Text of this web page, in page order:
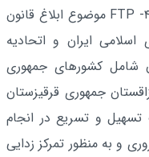
۱۴۰۴/۳۸۱۴۵۴ مورخ ۱۴۰۴/۳/۱۹ (ردیف ۴۴- FTP موضوع ابلاغ قانون
ایران و اتحادیه
شامل کشورهای جمهوری
جمهوری قرقیزستان
و تسریع در انجام
و به منظور تمرکز زدایی